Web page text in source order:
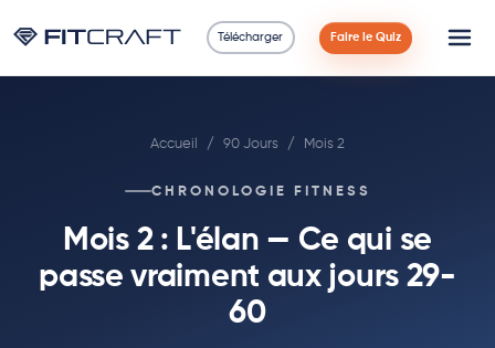
Télécharger Faire le Quiz
90 Jours
Accueil / 90 Jours / Mois 2
CHRONOLOGIE FITNESS
Mois 2 : L'élan — Ce qui se
passe vraiment aux jours 29-
60